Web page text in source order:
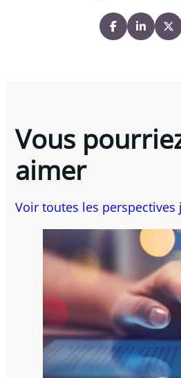
Vous
aimer
Voir toutes les perspectives